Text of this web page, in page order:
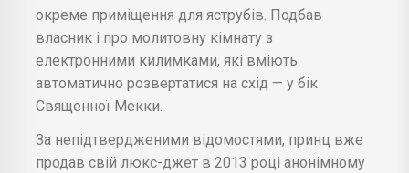
окреме приміщення для яструбів. Подбав
власник і про молитовну кімнату з
електронними килимками, які вміють
автоматично розвертатися на схід — у бік
Священної Мекки.
За непідтвердженими відомостями, принц вже
продав свій люкс-джет в 2013 році анонімному